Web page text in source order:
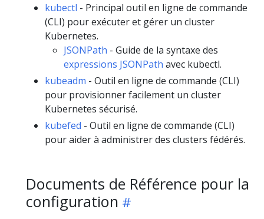
kubectl - Principal outil en ligne de commande
(CLI) pour exécuter et gérer un cluster
Kubernetes.
JSONPath - Guide de la syntaxe des
expressions JSONPath avec kubectl.
kubeadm - Outil en ligne de commande (CLI)
pour provisionner facilement un cluster
Kubernetes sécurisé.
kubefed - Outil en ligne de commande (CLI)
pour aider à administrer des clusters fédérés.
Documents de Référence pour la
configuration